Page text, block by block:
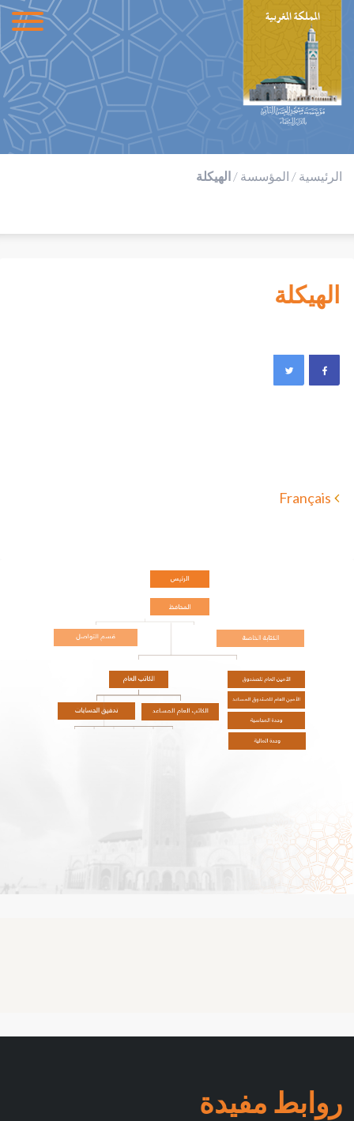
الرئيسية / المؤسسة / الهيكلة
الهيكلة
Français
روابط مفيدة